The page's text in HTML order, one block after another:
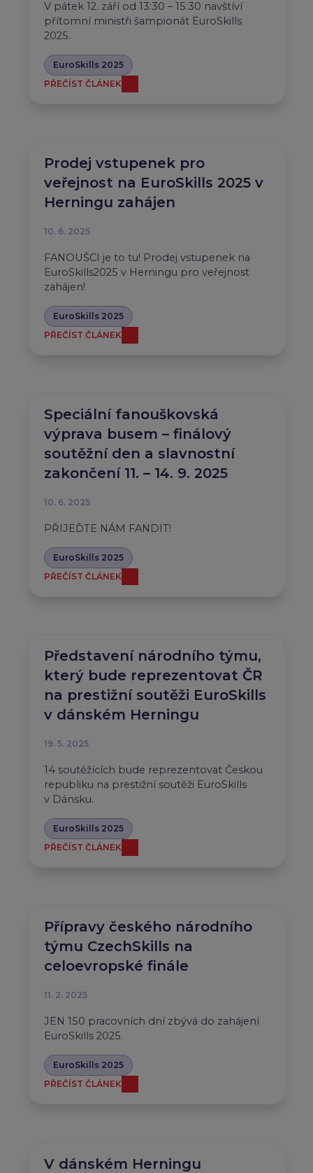
V pátek 12. září od 13:30 – 15:30 navštíví
přítomní ministři šampionát EuroSkills
2025.
EuroSkills 2025
PŘEČÍST ČLÁNEK
Prodej vstupenek pro
veřejnost na EuroSkills 2025 v
Herningu zahájen
10. 6. 2025
FANOUŠCI je to tu! Prodej vstupenek na
EuroSkills2025 v Herningu pro veřejnost
zahájen!
EuroSkills 2025
PŘEČÍST ČLÁNEK
Speciální fanouškovská
výprava busem – finálový
soutěžní den a slavnostní
zakončení 11. – 14. 9. 2025
10. 6. 2025
PŘIJEĎTE NÁM FANDIT!
EuroSkills 2025
PŘEČÍST ČLÁNEK
Představení národního týmu,
který bude reprezentovat ČR
na prestižní soutěži EuroSkills
v dánském Herningu
19. 5. 2025
14 soutěžících bude reprezentovat Českou
republiku na prestižní soutěži EuroSkills
v Dánsku.
EuroSkills 2025
PŘEČÍST ČLÁNEK
Přípravy českého národního
týmu CzechSkills na
celoevropské finále
11. 2. 2025
JEN 150 pracovních dní zbývá do zahájení
EuroSkills 2025.
EuroSkills 2025
PŘEČÍST ČLÁNEK
V dánském Herningu